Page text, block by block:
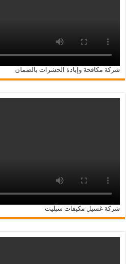
شركة مكافحة وإبادة الحشرات بالضمان
شركة غسيل مكيفات سبليت